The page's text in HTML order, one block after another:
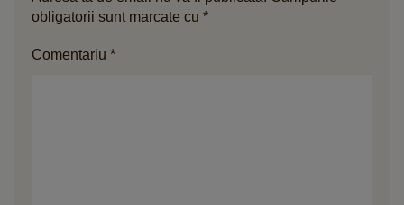
obligatorii sunt marcate cu *
Comentariu *